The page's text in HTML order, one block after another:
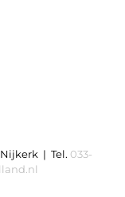
Nijkerk | Tel. 033-